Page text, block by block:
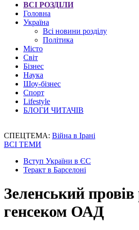
ВСІ РОЗДІЛИ
Головна
Україна
Всі новини розділу
Політика
Місто
Світ
Бізнес
Наука
Шоу-бізнес
Спорт
Lifestyle
БЛОГИ ЧИТАЧІВ
СПЕЦТЕМА: Війна в Ірані
ВСІ ТЕМИ
Вступ України в ЄС
Теракт в Барселоні
Зеленський провів
генсеком ОАД